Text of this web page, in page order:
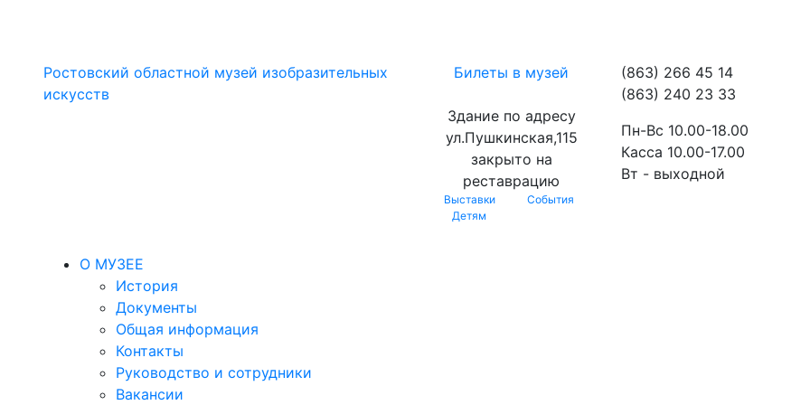
Ростовский областной музей изобразительных
искусств
Билеты в музей
Здание по адресу
ул.Пушкинская,115
закрыто на
реставрацию
Выставки
События
Детям
(863) 266 45 14
(863) 240 23 33
Пн-Вс 10.00-18.00
Касса 10.00-17.00
Вт - выходной
О МУЗЕЕ
История
Документы
Общая информация
Контакты
Руководство и сотрудники
Вакансии